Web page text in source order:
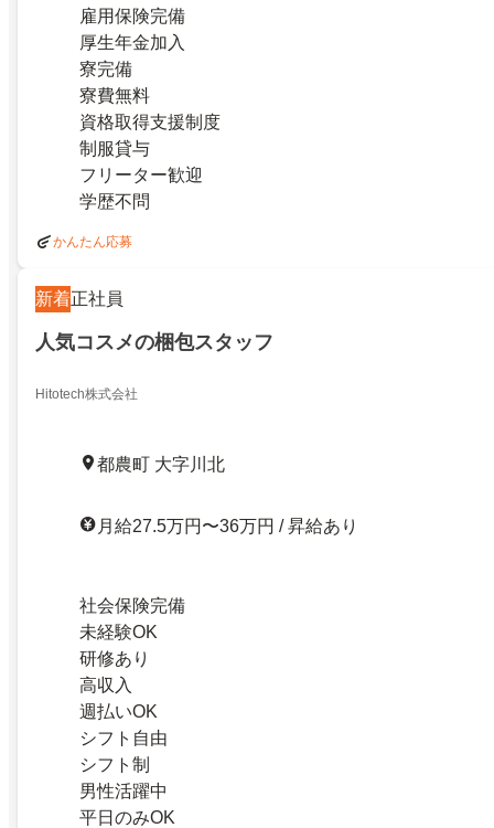
雇用保険完備
厚生年金加入
寮完備
寮費無料
資格取得支援制度
制服貸与
フリーター歓迎
学歴不問
かんたん応募
新着正社員
人気コスメの梱包スタッフ
Hitotech株式会社
都農町 大字川北
月給27.5万円〜36万円 / 昇給あり
社会保険完備
未経験OK
研修あり
高収入
週払いOK
シフト自由
シフト制
男性活躍中
平日のみOK